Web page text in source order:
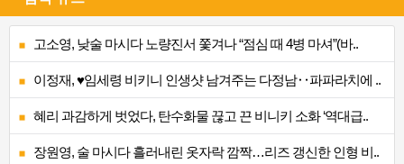
고소영, 낮술 마시다 노량진서 쫓겨나 “점심 때 4병 마셔”(바..
이정재, ♥임세령 비키니 인생샷 남겨주는 다정남‥파파라치에 ..
혜리 과감하게 벗었다, 탄수화물 끊고 끈 비니키 소화 ‘역대급..
장원영, 술 마시다 흘러내린 옷자락 깜짝…리즈 갱신한 인형 비..